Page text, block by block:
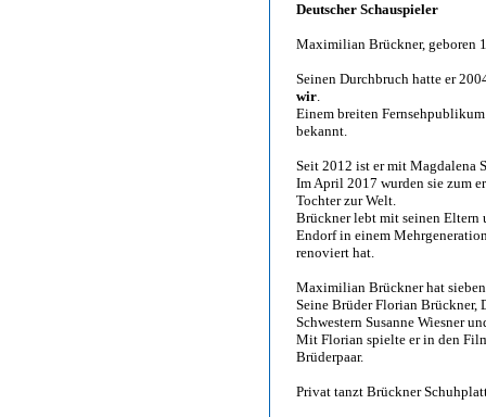
Deutscher Schauspieler
Maximilian Brückner, geboren
Seinen Durchbruch hatte er
wir.
Einem breiten
bekannt.
Seit 2012 ist er mit Magdalena
Im April 2017 wurden sie zum
Tochter zur Welt.
Brückner lebt mit seinen Eltern
Endorf in einem
renoviert hat.
Maximilian Brückner hat
Seine Brüder Florian Brückner,
Schwestern Susanne Wiesner
Mit Florian spielte er in den
Brüderpaar.
Privat tanzt Brückner